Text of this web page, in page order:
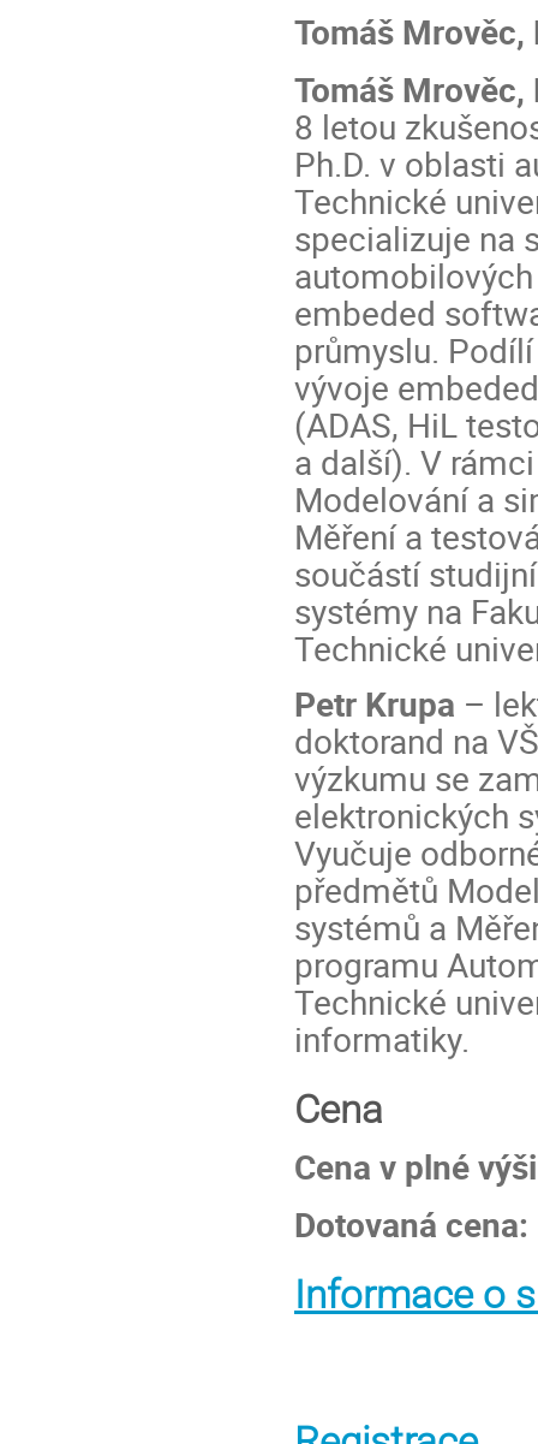
Tomáš Mrověc,
Tomáš Mrověc,
8 letou
Ph.D. v oblasti
Technické
specializuje na
embeded
průmyslu.
vývoje
(ADAS, HiL
a další). V
Modelování a
Měření a
součástí
systémy na
Technické
Petr Krupa –
doktorand na
výzkumu se
elektronických
Vyučuje
předmětů
systémů a
programu
Technické
informatiky.
Cena
Cena v plné
Dotovaná
Informace o